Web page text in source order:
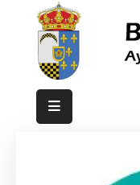
Inicio
Ayuntamiento